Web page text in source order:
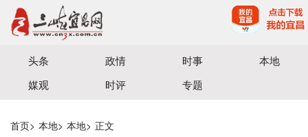
宜昌三峡融媒体中心主办
头条 政情 时事
本地
媒观
时评 专题
首页> 本地> 本地> 正文